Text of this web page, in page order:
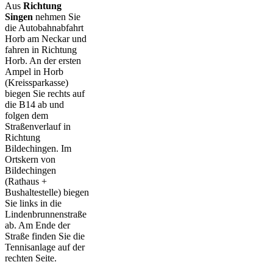
Aus Richtung
Singen nehmen Sie
die Autobahnabfahrt
Horb am Neckar und
fahren in Richtung
Horb. An der ersten
Ampel in Horb
(Kreissparkasse)
biegen Sie rechts auf
die B14 ab und
folgen dem
Straßenverlauf in
Richtung
Bildechingen. Im
Ortskern von
Bildechingen
(Rathaus +
Bushaltestelle) biegen
Sie links in die
Lindenbrunnenstraße
ab. Am Ende der
Straße finden Sie die
Tennisanlage auf der
rechten Seite.